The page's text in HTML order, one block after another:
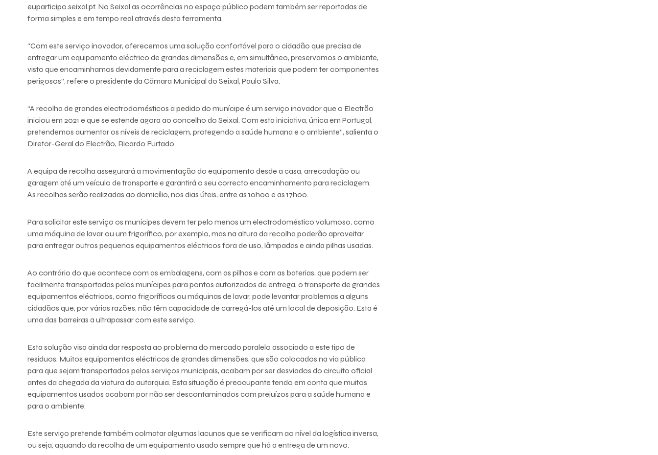
euparticipo.seixal.pt. No Seixal as ocorrências no espaço público podem também ser reportadas de
forma simples e em tempo real através desta ferramenta.
“Com este serviço inovador, oferecemos uma solução confortável para o cidadão que precisa de
entregar um equipamento eléctrico de grandes dimensões e, em simultâneo, preservamos o ambiente,
visto que encaminhamos devidamente para a reciclagem estes materiais que podem ter componentes
perigosos”, refere o presidente da Câmara Municipal do Seixal, Paulo Silva.
“A recolha de grandes electrodomésticos a pedido do munícipe é um serviço inovador que o Electrão
iniciou em 2021 e que se estende agora ao concelho do Seixal. Com esta iniciativa, única em Portugal,
pretendemos aumentar os níveis de reciclagem, protegendo a saúde humana e o ambiente”, salienta o
Diretor-Geral do Electrão, Ricardo Furtado.
A equipa de recolha assegurará a movimentação do equipamento desde a casa, arrecadação ou
garagem até um veículo de transporte e garantirá o seu correcto encaminhamento para reciclagem.
As recolhas serão realizadas ao domicílio, nos dias úteis, entre as 10h00 e as 17h00.
Para solicitar este serviço os munícipes devem ter pelo menos um electrodoméstico volumoso, como
uma máquina de lavar ou um frigorífico, por exemplo, mas na altura da recolha poderão aproveitar
para entregar outros pequenos equipamentos eléctricos fora de uso, lâmpadas e ainda pilhas usadas.
Ao contrário do que acontece com as embalagens, com as pilhas e com as baterias, que podem ser
facilmente transportadas pelos munícipes para pontos autorizados de entrega, o transporte de grandes
equipamentos eléctricos, como frigoríficos ou máquinas de lavar, pode levantar problemas a alguns
cidadãos que, por várias razões, não têm capacidade de carregá-los até um local de deposição. Esta é
uma das barreiras a ultrapassar com este serviço.
Esta solução visa ainda dar resposta ao problema do mercado paralelo associado a este tipo de
resíduos. Muitos equipamentos eléctricos de grandes dimensões, que são colocados na via pública
para que sejam transportados pelos serviços municipais, acabam por ser desviados do circuito oficial
antes da chegada da viatura da autarquia. Esta situação é preocupante tendo em conta que muitos
equipamentos usados acabam por não ser descontaminados com prejuízos para a saúde humana e
para o ambiente.
Este serviço pretende também colmatar algumas lacunas que se verificam ao nível da logística inversa,
ou seja, aquando da recolha de um equipamento usado sempre que há a entrega de um novo.